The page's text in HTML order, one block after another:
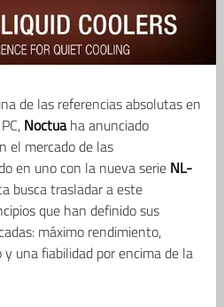
de las referencias absolutas en
Noctuaha anunciado
el mercado de las
en uno con la nueva serie NL-
busca trasladar a este
que han definido sus
máximo rendimiento,
una fiabilidad por encima de la